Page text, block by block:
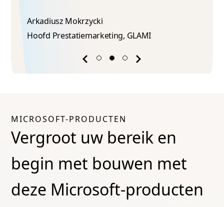
Previous
Arkadiusz Mokrzycki
Hoofd Prestatiemarketing, GLAMI
MICROSOFT-PRODUCTEN
Vergroot uw bereik en
begin met bouwen met
deze Microsoft-producten